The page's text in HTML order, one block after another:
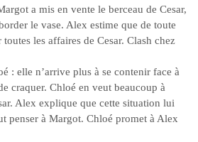
a mis en vente le berceau de Cesar,
le vase. Alex estime que de toute
les affaires de Cesar. Clash chez
: elle n’arrive plus à se contenir face à
craquer. Chloé en veut beaucoup à
Alex explique que cette situation lui
penser à Margot. Chloé promet à Alex